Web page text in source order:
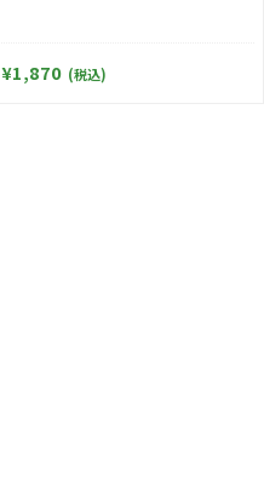
¥1,870 (税込)